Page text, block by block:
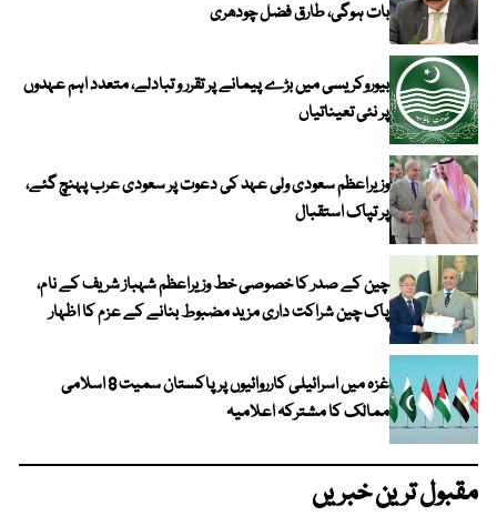
بات ہوگی، طارق فضل چودھری
بیوروکریسی میں بڑے پیمانے پر تقرر و تبادلے، متعدد اہم عہدوں
پر نئی تعیناتیاں
وزیراعظم سعودی ولی عہد کی دعوت پر سعودی عرب پہنچ گئے،
پر تپاک استقبال
چین کے صدر کا خصوصی خط وزیراعظم شہباز شریف کے نام،
پاک چین شراکت داری مزید مضبوط بنانے کے عزم کا اظہار
غزہ میں اسرائیلی کارروائیوں پر پاکستان سمیت 8 اسلامی
ممالک کا مشترکہ اعلامیہ
مقبول ترین خبریں